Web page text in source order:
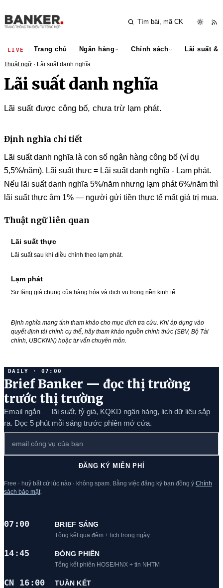
LIVE Trang chủ Ngân hàng Chính sách Lãi suất &
Thuật ngữ · Lãi suất danh nghĩa
Lãi suất danh nghĩa
Lãi suất được công bố, chưa trừ lạm phát.
Định nghĩa chi tiết
Lãi suất danh nghĩa là con số ngân hàng công bố (ví dụ
5,5%/năm). Lãi suất thực = Lãi suất danh nghĩa - Lạm phát.
Nếu lãi suất danh nghĩa 5%/năm nhưng lạm phát 6%/năm thì
lãi suất thực âm 1% — người gửi tiền thực tế mất giá trị mua.
Thuật ngữ liên quan
Lãi suất thực
Lãi suất sau khi điều chỉnh theo lạm phát.
Lạm phát
Sự tăng giá chung của hàng hóa và dịch vụ trong nền kinh tế.
Định nghĩa mang tính tham khảo cho mục đích tra cứu. Khi áp dụng vào
quyết định tài chính cụ thể, hãy tham khảo nguồn chính thức (SBV, Bộ Tài
chính, UBCKNN) hoặc tư vấn chuyên môn.
DAILY · 07:00
Brief Banker — đọc thị trường
trước thị trường
Email ngắn — lãi suất, tỷ giá, KQKD ngân hàng, lịch dữ liệu sắp
ra. Đọc 5 phút mỗi sáng trước phiên mở cửa.
ĐĂNG KÝ MIỄN PHÍ
Free · huỷ bất cứ lúc nào · không spam. Bằng việc đăng ký bạn đồng ý Chính
sách bảo mật
07:00 BRIEF SÁNG
Tổng kết qua đêm + lịch trong ngày
14:45 ĐÓNG PHIÊN
Tổng kết phiên HOSE/HNX + tin NHTM
CN 16:00 TUẦN KẾT